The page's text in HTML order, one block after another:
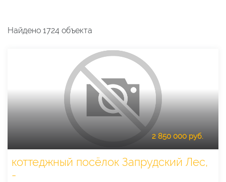
Найдено 1724 объекта
2 850 000 руб.
коттеджный посёлок Запрудский Лес,
-